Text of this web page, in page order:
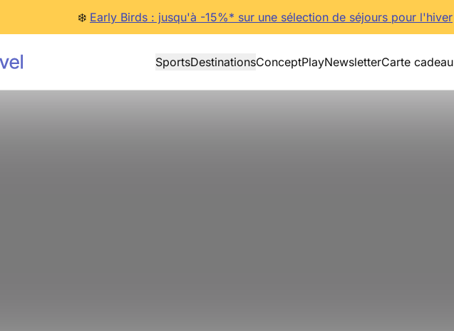
❄️ Early Birds : jusqu'à -15%* sur une sélection de séjours pour l'hiver
SportsDestinationsConceptPlayNewsletterCarte cadeau